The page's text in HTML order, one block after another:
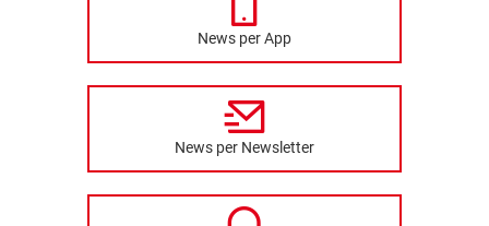
News per App
News per Newsletter